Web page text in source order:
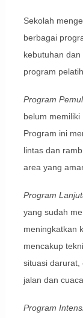
Sekolah
berbagai
kebutuhan
program
Program
belum memiliki
Program ini
lintas dan
area yang
Program
yang sudah
meningkatkan
mencakup
situasi darurat,
jalan dan cuaca.
Program